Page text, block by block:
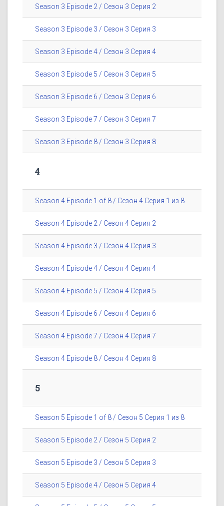
Season 3 Episode 2 / Сезон 3 Серия 2
Season 3 Episode 3 / Сезон 3 Серия 3
Season 3 Episode 4 / Сезон 3 Серия 4
Season 3 Episode 5 / Сезон 3 Серия 5
Season 3 Episode 6 / Сезон 3 Серия 6
Season 3 Episode 7 / Сезон 3 Серия 7
Season 3 Episode 8 / Сезон 3 Серия 8
4
Season 4 Episode 1 of 8 / Сезон 4 Серия 1 из 8
Season 4 Episode 2 / Сезон 4 Серия 2
Season 4 Episode 3 / Сезон 4 Серия 3
Season 4 Episode 4 / Сезон 4 Серия 4
Season 4 Episode 5 / Сезон 4 Серия 5
Season 4 Episode 6 / Сезон 4 Серия 6
Season 4 Episode 7 / Сезон 4 Серия 7
Season 4 Episode 8 / Сезон 4 Серия 8
5
Season 5 Episode 1 of 8 / Сезон 5 Серия 1 из 8
Season 5 Episode 2 / Сезон 5 Серия 2
Season 5 Episode 3 / Сезон 5 Серия 3
Season 5 Episode 4 / Сезон 5 Серия 4